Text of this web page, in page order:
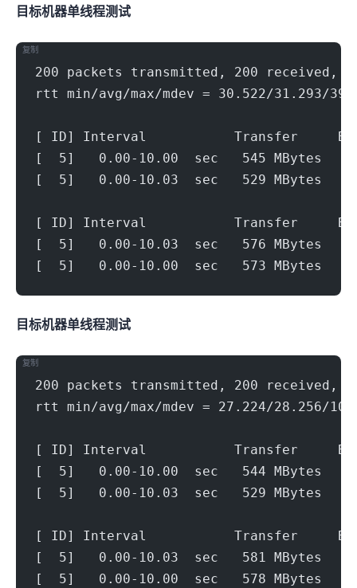
目标机器 IPERF3单线程测试
200 packets transmitted, 200 received,
rtt min/avg/max/mdev = 30.522/31.293/
[ ID] Interval           Transfer
[  5]   0.00-10.00  sec   545 MBytes
[  5]   0.00-10.03  sec   529 MBytes
[ ID] Interval           Transfer
[  5]   0.00-10.03  sec   576 MBytes
[  5]   0.00-10.00  sec   573 MBytes
复制
目标机器 IPERF3单线程测试
200 packets transmitted, 200 received,
rtt min/avg/max/mdev = 27.224/28.256/
[ ID] Interval           Transfer
[  5]   0.00-10.00  sec   544 MBytes
[  5]   0.00-10.03  sec   529 MBytes
[ ID] Interval           Transfer
[  5]   0.00-10.03  sec   581 MBytes
[  5]   0.00-10.00  sec   578 MBytes
复制